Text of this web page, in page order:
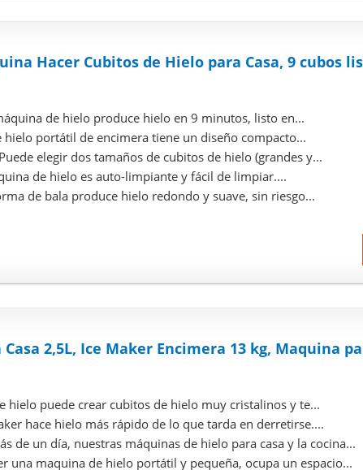
Hacer Cubitos de Hielo para Casa, 9 cubos
de hielo produce hielo en 9 minutos, listo en...
portátil de encimera tiene un diseño compacto...
elegir dos tamaños de cubitos de hielo (grandes y...
de hielo es auto-limpiante y fácil de limpiar....
de bala produce hielo redondo y suave, sin riesgo...
2,5L, Ice Maker Encimera 13 kg, Maquina
hielo puede crear cubitos de hielo muy cristalinos y te...
hace hielo más rápido de lo que tarda en derretirse....
de un día, nuestras máquinas de hielo para casa y la cocina...
una maquina de hielo portátil y pequeña, ocupa un espacio...